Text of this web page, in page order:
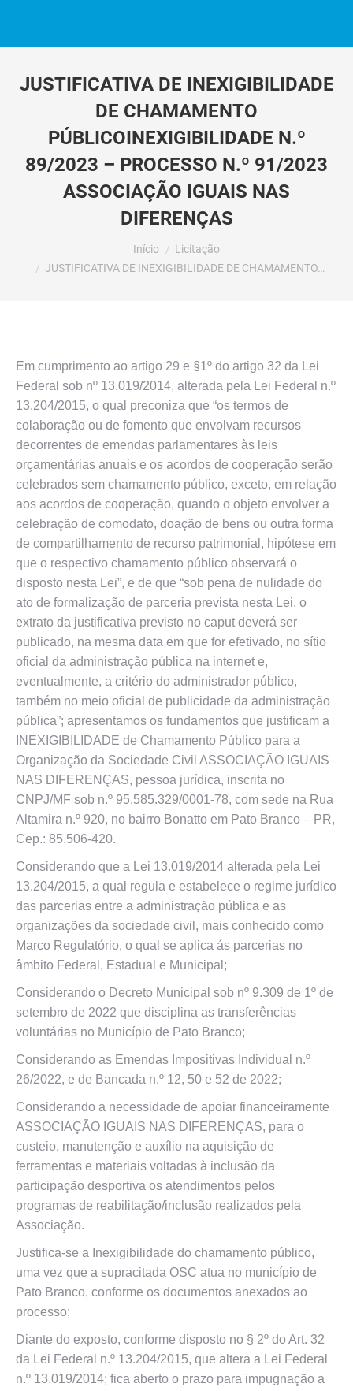
JUSTIFICATIVA DE INEXIGIBILIDADE
DE CHAMAMENTO
PÚBLICOINEXIGIBILIDADE N.º
89/2023 – PROCESSO N.º 91/2023
ASSOCIAÇÃO IGUAIS NAS
DIFERENÇAS
Início
Licitação
JUSTIFICATIVA DE INEXIGIBILIDADE DE CHAMAMENTO…
Em cumprimento ao artigo 29 e §1º do artigo 32 da Lei
Federal sob nº 13.019/2014, alterada pela Lei Federal n.º
13.204/2015, o qual preconiza que “os termos de
colaboração ou de fomento que envolvam recursos
decorrentes de emendas parlamentares às leis
orçamentárias anuais e os acordos de cooperação serão
celebrados sem chamamento público, exceto, em relação
aos acordos de cooperação, quando o objeto envolver a
celebração de comodato, doação de bens ou outra forma
de compartilhamento de recurso patrimonial, hipótese em
que o respectivo chamamento público observará o
disposto nesta Lei”, e de que “sob pena de nulidade do
ato de formalização de parceria prevista nesta Lei, o
extrato da justificativa previsto no caput deverá ser
publicado, na mesma data em que for efetivado, no sítio
oficial da administração pública na internet e,
eventualmente, a critério do administrador público,
também no meio oficial de publicidade da administração
pública”; apresentamos os fundamentos que justificam a
INEXIGIBILIDADE de Chamamento Público para a
Organização da Sociedade Civil ASSOCIAÇÃO IGUAIS
NAS DIFERENÇAS, pessoa jurídica, inscrita no
CNPJ/MF sob n.º 95.585.329/0001-78, com sede na Rua
Altamira n.º 920, no bairro Bonatto em Pato Branco – PR,
Cep.: 85.506-420.
Considerando que a Lei 13.019/2014 alterada pela Lei
13.204/2015, a qual regula e estabelece o regime jurídico
das parcerias entre a administração pública e as
organizações da sociedade civil, mais conhecido como
Marco Regulatório, o qual se aplica ás parcerias no
âmbito Federal, Estadual e Municipal;
Considerando o Decreto Municipal sob nº 9.309 de 1º de
setembro de 2022 que disciplina as transferências
voluntárias no Município de Pato Branco;
Considerando as Emendas Impositivas Individual n.º
26/2022, e de Bancada n.º 12, 50 e 52 de 2022;
Considerando a necessidade de apoiar financeiramente
ASSOCIAÇÃO IGUAIS NAS DIFERENÇAS, para o
custeio, manutenção e auxílio na aquisição de
ferramentas e materiais voltadas à inclusão da
participação desportiva os atendimentos pelos
programas de reabilitação/inclusão realizados pela
Associação.
Justifica-se a Inexigibilidade do chamamento público,
uma vez que a supracitada OSC atua no município de
Pato Branco, conforme os documentos anexados ao
processo;
Diante do exposto, conforme disposto no § 2º do Art. 32
da Lei Federal n.º 13.204/2015, que altera a Lei Federal
n.º 13.019/2014; fica aberto o prazo para impugnação a